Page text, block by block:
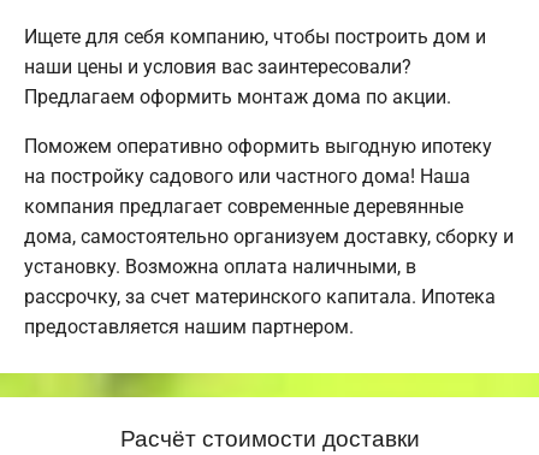
Ищете для себя компанию, чтобы построить дом и
наши цены и условия вас заинтересовали?
Предлагаем оформить монтаж дома по акции.
Поможем оперативно оформить выгодную ипотеку
на постройку садового или частного дома! Наша
компания предлагает современные деревянные
дома, самостоятельно организуем доставку, сборку и
установку. Возможна оплата наличными, в
рассрочку, за счет материнского капитала. Ипотека
предоставляется нашим партнером.
Расчёт стоимости доставки